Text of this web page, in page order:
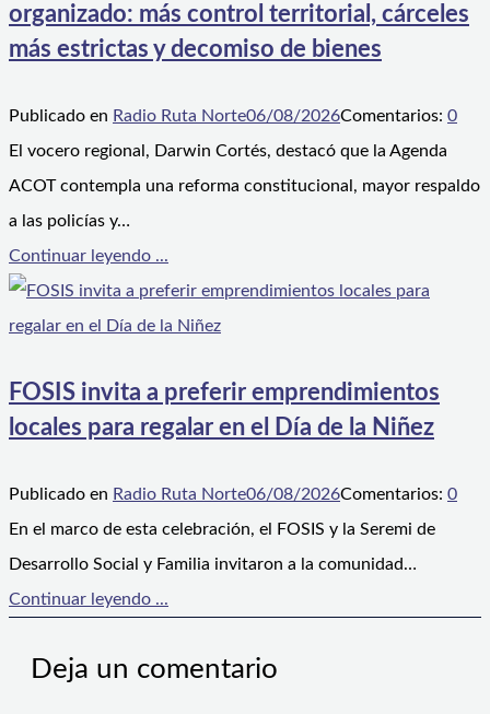
organizado: más control territorial, cárceles
más estrictas y decomiso de bienes
Publicado en Radio Ruta Norte06/08/2026Comentarios: 0
El vocero regional, Darwin Cortés, destacó que la Agenda
ACOT contempla una reforma constitucional, mayor respaldo
a las policías y…
Continuar leyendo ...
FOSIS invita a preferir emprendimientos
locales para regalar en el Día de la Niñez
Publicado en Radio Ruta Norte06/08/2026Comentarios: 0
En el marco de esta celebración, el FOSIS y la Seremi de
Desarrollo Social y Familia invitaron a la comunidad…
Continuar leyendo ...
Deja un comentario